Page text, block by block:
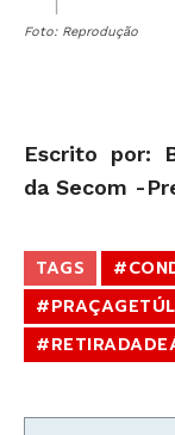
Foto: Reprodução
Escrito por:
da Secom -
TAGS